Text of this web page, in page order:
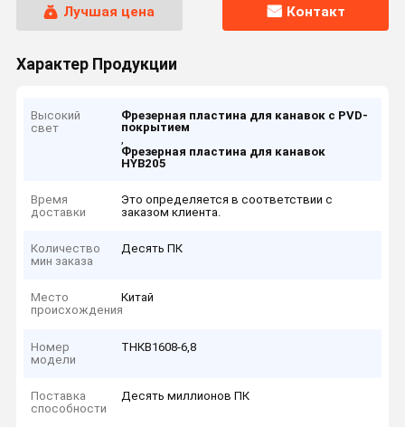
Лучшая цена Контакт
Характер Продукции
Высокий
свет
Фрезерная пластина для канавок с PVD-
покрытием
,
Фрезерная пластина для канавок
HYB205
Время
доставки
Это определяется в соответствии с
заказом клиента.
Количество
мин заказа
Десять ПК
Место
происхождения
Китай
Номер
модели
ТНКВ1608-6,8
Поставка
способности
Десять миллионов ПК